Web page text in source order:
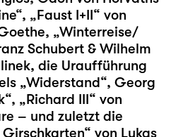
, „Faust I+II“ von
„Winterreise/
Schubert & Wilhelm
die Uraufführung
„Widerstand“, Georg
, „Richard III“ von
– und zuletzt die
Girschkarten“ von Lukas